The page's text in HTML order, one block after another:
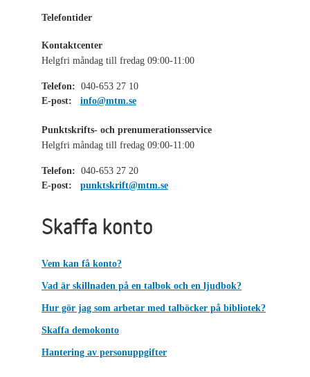
Telefontider
Kontaktcenter
Helgfri måndag till fredag 09:00-11:00
Telefon: 040-653 27 10
E-post:
info@mtm.se
Punktskrifts- och prenumerationsservice
Helgfri måndag till fredag 09:00-11:00
Telefon: 040-653 27 20
E-post:
punktskrift@mtm.se
Skaffa konto
Vem kan få konto?
Vad är skillnaden på en talbok och en ljudbok?
Hur gör jag som arbetar med talböcker på bibliotek?
Skaffa demokonto
Hantering av personuppgifter